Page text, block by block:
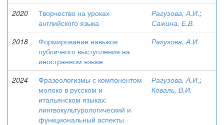
2020
Творчество на уроках
английского языка
Рагузова, А.И.;
Сажина, Е.В.
2018
Формирование навыков
публичного выступления на
иностранном языке
Рагузова, А.И.
2024
Фразеологизмы с компонентом
молоко в русском и
итальянском языках:
лингвокультурологический и
функциональный аспекты
Рагузова, А.И.;
Коваль, В.И.